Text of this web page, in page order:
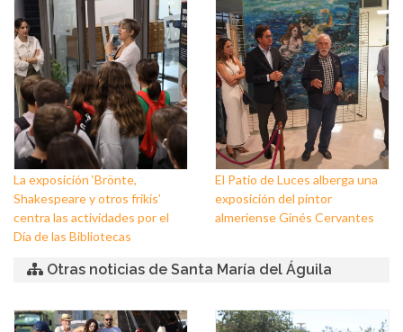
sobre los escenarios
Semana del Flamenco
La exposición ‘Brönte,
Shakespeare y otros frikis’
centra las actividades por el
Día de las Bibliotecas
El Patio de Luces alberga una
exposición del pintor
almeriense Ginés Cervantes
Otras noticias de Santa María del Águila